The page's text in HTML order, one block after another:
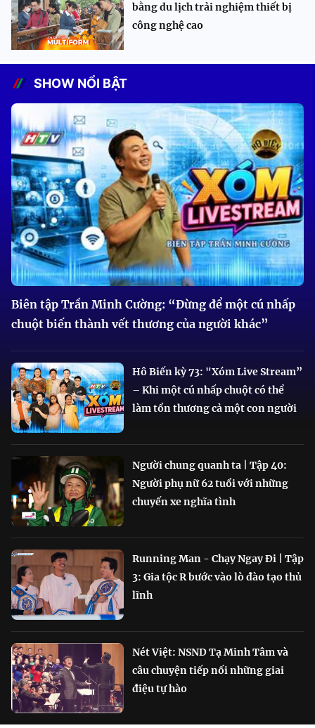
bằng du lịch trải nghiệm thiết bị
công nghệ cao
SHOW NỔI BẬT
Biên tập Trần Minh Cường: “Đừng để một cú nhấp
chuột biến thành vết thương của người khác”
Hô Biến kỳ 73: "Xóm Live Stream”
– Khi một cú nhấp chuột có thể
làm tổn thương cả một con người
Người chung quanh ta | Tập 40:
Người phụ nữ 62 tuổi với những
chuyến xe nghĩa tình
Running Man - Chạy Ngay Đi | Tập
3: Gia tộc R bước vào lò đào tạo thủ
lĩnh
Nét Việt: NSND Tạ Minh Tâm và
câu chuyện tiếp nối những giai
điệu tự hào